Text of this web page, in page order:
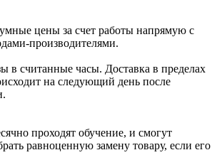
цены за счет работы напрямую с
производителями.
в считанные часы. Доставка в пределах
на следующий день после
проходят обучение, и смогут
равноценную замену товару, если его